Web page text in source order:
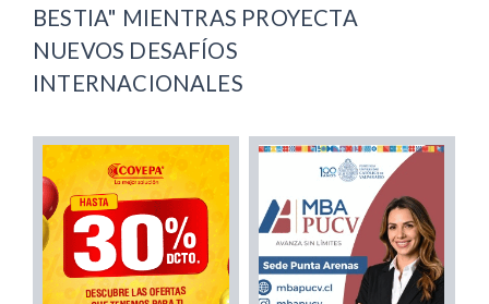
BESTIA" MIENTRAS PROYECTA
NUEVOS DESAFÍOS
INTERNACIONALES